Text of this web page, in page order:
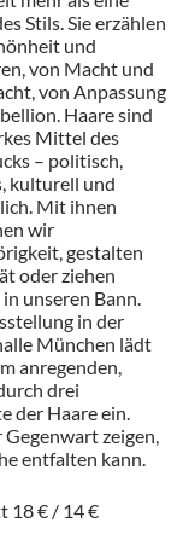
Stils. Sie erzählen
und
von Macht und
von Anpassung
Haare sind
Mittel des
– politisch,
kulturell und
Mit ihnen
wir
gestalten
oder ziehen
unseren Bann.
in der
München lädt
anregenden,
drei
der Haare ein.
zeigen,
entfalten kann.
18 € / 14 €